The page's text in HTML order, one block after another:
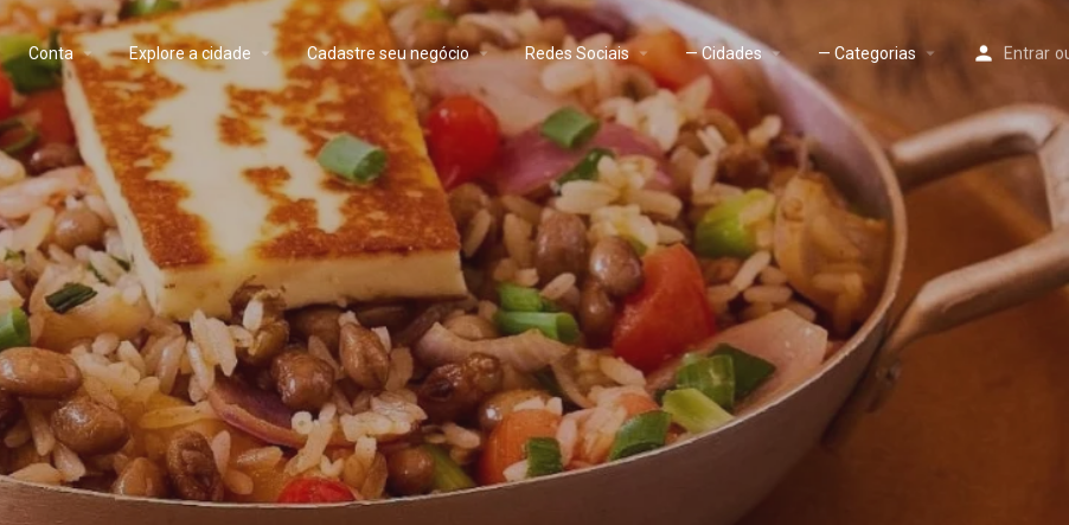
Conta Explore a cidade Cadastre seu negócio Redes Sociais — Cidades — Categorias Entrar